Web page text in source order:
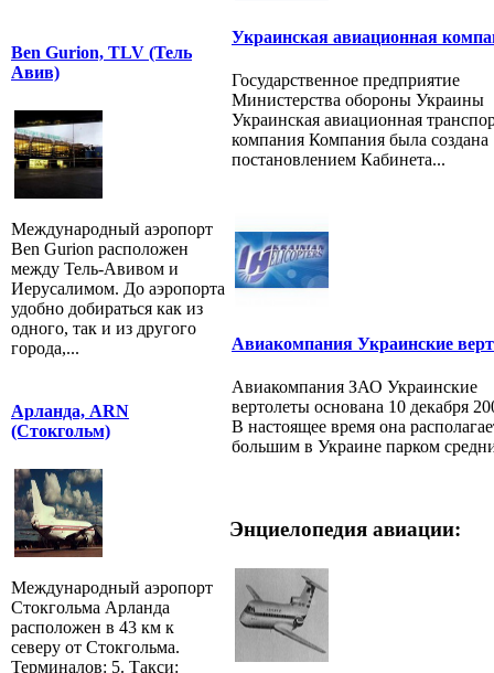
Ben Gurion, TLV (Тель
Авив)
Международный аэропорт
Ben Gurion расположен
между Тель-Авивом и
Иерусалимом. До аэропорта
удобно добираться как из
одного, так и из другого
города,...
Арланда, ARN
(Стокгольм)
Международный аэропорт
Стокгольма Арланда
расположен в 43 км к
северу от Стокгольма.
Терминалов: 5. Такси:
Украинская авиационная
Государственное предприятие
Министерства обороны Украины
Украинская авиационная
компания Компания была создана
постановлением Кабинета...
Авиакомпания Украинские
Авиакомпания ЗАО Украинские
вертолеты основана 10 декабря
В настоящее время она
большим в Украине парком
Энциелопедия авиации: